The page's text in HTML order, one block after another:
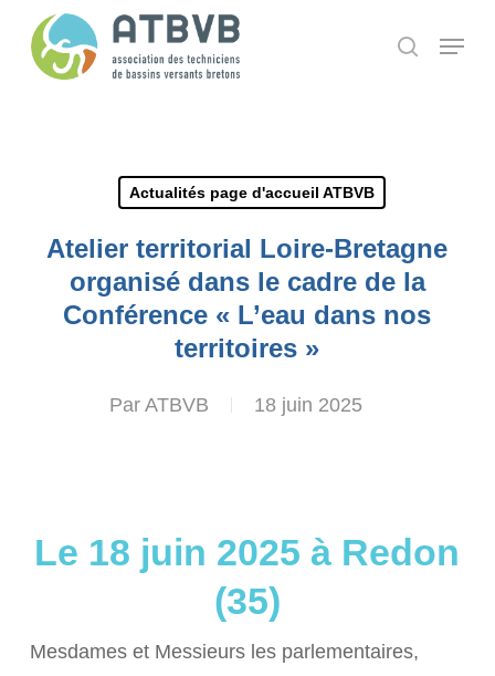
search
Menu
Actualités page d'accueil ATBVB
Atelier territorial Loire-Bretagne
organisé dans le cadre de la
Conférence « L’eau dans nos
territoires »
Par ATBVB 18 juin 2025
Le 18 juin 2025 à Redon
(35)
Mesdames et Messieurs les parlementaires,
Panneau de gestion des cookies